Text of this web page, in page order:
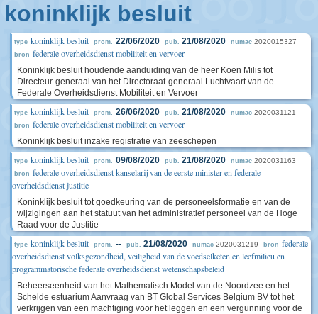
koninklijk besluit
type koninklijk besluit prom. 22/06/2020 pub. 21/08/2020 numac 2020015327
bron federale overheidsdienst mobiliteit en vervoer
Koninklijk besluit houdende aanduiding van de heer Koen Milis tot
Directeur-generaal van het Directoraat-generaal Luchtvaart van de
Federale Overheidsdienst Mobiliteit en Vervoer
type koninklijk besluit prom. 26/06/2020 pub. 21/08/2020 numac 2020031121
bron federale overheidsdienst mobiliteit en vervoer
Koninklijk besluit inzake registratie van zeeschepen
type koninklijk besluit prom. 09/08/2020 pub. 21/08/2020 numac 2020031163
bron federale overheidsdienst kanselarij van de eerste minister en federale
overheidsdienst justitie
Koninklijk besluit tot goedkeuring van de personeelsformatie en van de
wijzigingen aan het statuut van het administratief personeel van de Hoge
Raad voor de Justitie
type koninklijk besluit prom. -- pub. 21/08/2020 numac 2020031219 bron federale
overheidsdienst volksgezondheid, veiligheid van de voedselketen en leefmilieu en
programmatorische federale overheidsdienst wetenschapsbeleid
Beheerseenheid van het Mathematisch Model van de Noordzee en het
Schelde estuarium Aanvraag van BT Global Services Belgium BV tot het
verkrijgen van een machtiging voor het leggen en een vergunning voor de